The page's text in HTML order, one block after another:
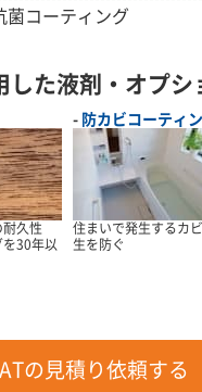
菌コーティング
した液剤・オプシ
久性
30年以
防カビコーティ
住まいで発生するカ
生を防ぐ
の見積り依頼する